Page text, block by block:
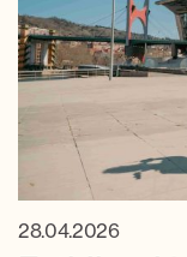
28.04.2026